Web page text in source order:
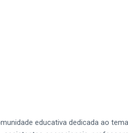
educativa dedicada ao